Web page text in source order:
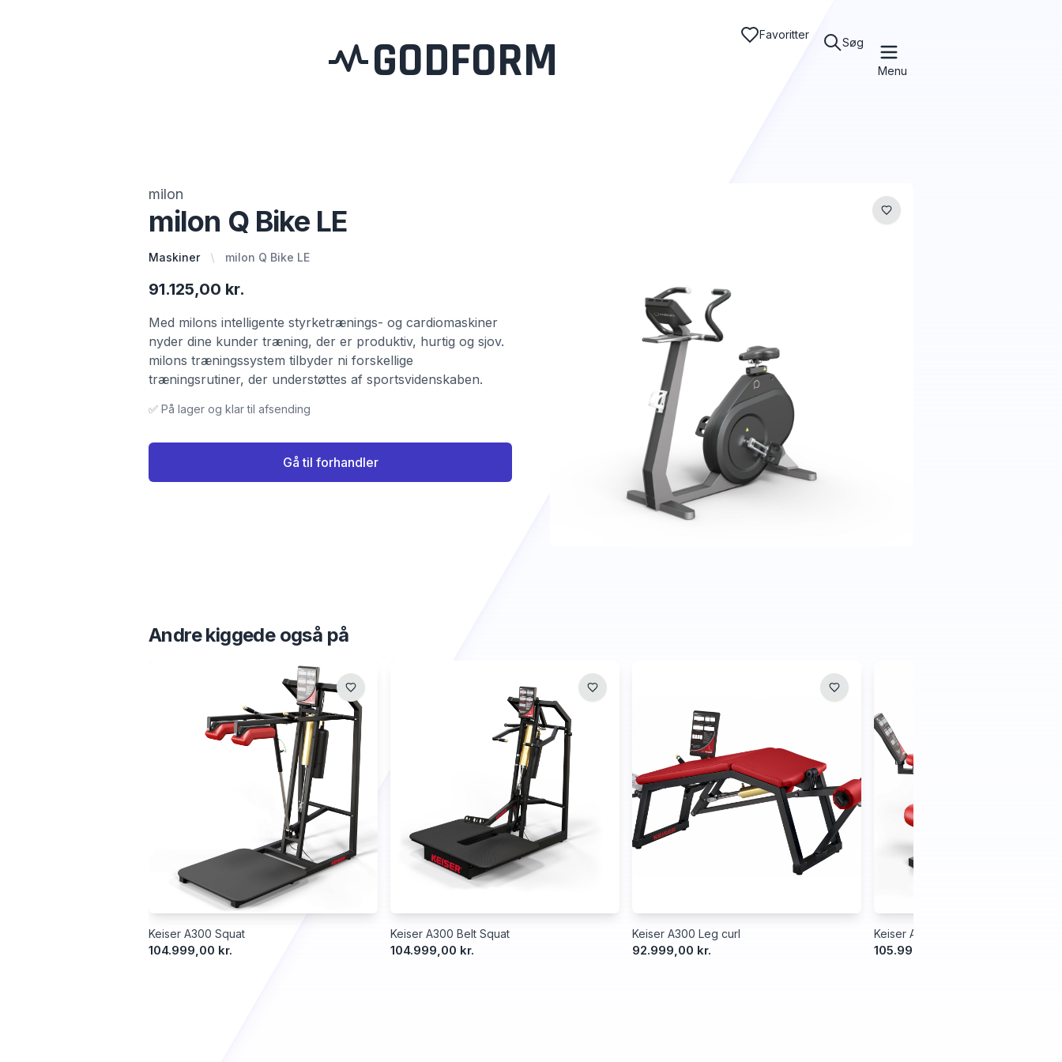
GODFORM Favoritter
Søg
Menu
milon
milon Q Bike LE
Maskiner milon Q Bike LE
91.125,00 kr.
Med milons intelligente styrketrænings- og cardiomaskiner
nyder dine kunder træning, der er produktiv, hurtig og sjov.
milons træningssystem tilbyder ni forskellige
træningsrutiner, der understøttes af sportsvidenskaben.
✅ På lager og klar til afsending
Gå til forhandler
Andre kiggede også på
Keiser A300 Squat
104.999,00 kr.
Keiser A300 Belt Squat
104.999,00 kr.
Keiser A300 Leg curl
92.999,00 kr.
Keiser Air300 Leg Extension
105.999,00 kr.